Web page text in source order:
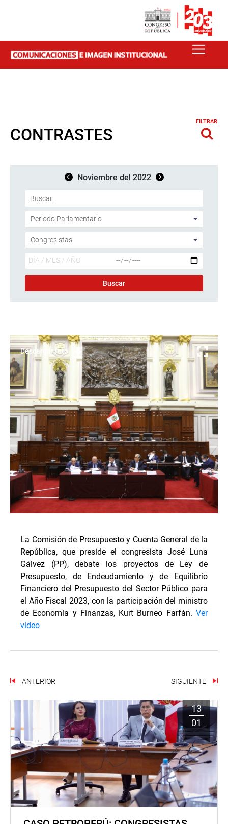
CONTRASTES
FILTRAR
Noviembre del 2022
Descargar foto
La Comisión de Presupuesto y Cuenta General de la
República, que preside el congresista José Luna
Gálvez (PP), debate los proyectos de Ley de
Presupuesto, de Endeudamiento y de Equilibrio
Financiero del Presupuesto del Sector Público para
el Año Fiscal 2023, con la participación del ministro
de Economía y Finanzas, Kurt Burneo Farfán. Ver
vídeo
ANTERIOR SIGUIENTE
13
01